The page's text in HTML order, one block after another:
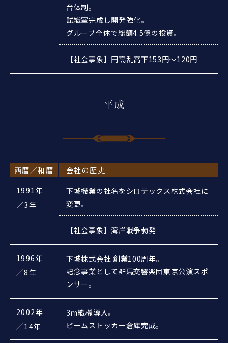
台体制。
試織室完成し開発強化。
グループ全体で総額4.5億の投資。
【社会事象】円高乱高下153円～120円
平成
西暦／和暦
会社の歴史
1991年
／3年
下城機業の社名をシロテックス株式会社に
変更。
【社会事象】湾岸戦争勃発
1996年
／8年
下城株式会社 創業100周年。
記念事業として群馬交響楽団東京公演スポ
ンサー。
2002年
／14年
3ｍ織機導入。
ビームストッカー倉庫完成。